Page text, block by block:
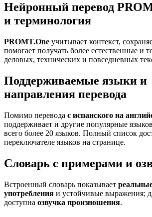
Нейронный перевод
и терминология
PROMT.One учитывает контекст,
помогает получать более естественные и
деловых, технических и повседневных
Поддерживаемые языки и
направления перевода
Помимо перевода с испанского на
поддерживает и другие популярные
всего более 20 языков. Полный список
переключателе языков на странице.
Словарь с примерами и
Встроенный словарь показывает
употребления и устойчивые выражения;
доступна озвучка произношения.